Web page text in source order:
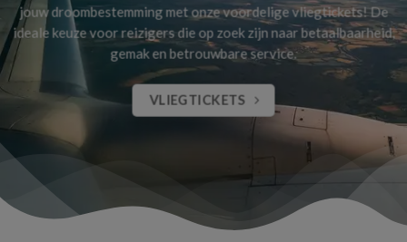
jouw droombestemming met onze voordelige vliegtickets! De
ideale keuze voor reizigers die op zoek zijn naar betaalbaarheid,
gemak en betrouwbare service.
VLIEGTICKETS